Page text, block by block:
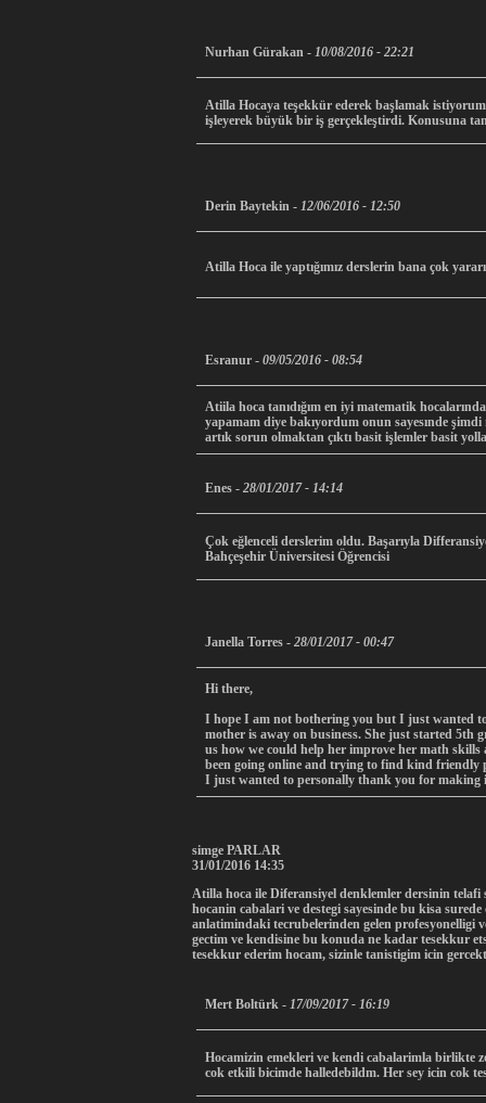
Nurhan Gürakan - 10/08/2016 - 22:21
Atilla Hocaya teşekkür ederek başlamak
işleyerek büyük bir iş gerçekleştirdi. Konusuna
Derin Baytekin - 12/06/2016 - 12:50
Atilla Hoca ile yaptığımız derslerin bana çok
Esranur - 09/05/2016 - 08:54
Atiila hoca tanıdığım en iyi matematik
yapamam diye bakıyordum onun sayesınde şimdi
artık sorun olmaktan çıktı basit işlemler basit
Enes - 28/01/2017 - 14:14
Çok eğlenceli derslerim oldu. Başarıyla
Bahçeşehir Üniversitesi Öğrencisi
Janella Torres - 28/01/2017 - 00:47
Hi there,
I hope I am not bothering you but I just wanted
mother is away on business. She just started 5th
us how we could help her improve her math
been going online and trying to find kind friendly
I just wanted to personally thank you for making
simge PARLAR
31/01/2016 14:35
Atilla hoca ile Diferansiyel denklemler dersinin
hocanin cabalari ve destegi sayesinde bu kisa
anlatimindaki tecrubelerinden gelen profesyonelligi
gectim ve kendisine bu konuda ne kadar tesekkur
tesekkur ederim hocam, sizinle tanistigim icin
Mert Boltürk - 17/09/2017 - 16:19
Hocamizin emekleri ve kendi cabalarimla birlikte
cok etkili bicimde halledebildm. Her sey icin cok